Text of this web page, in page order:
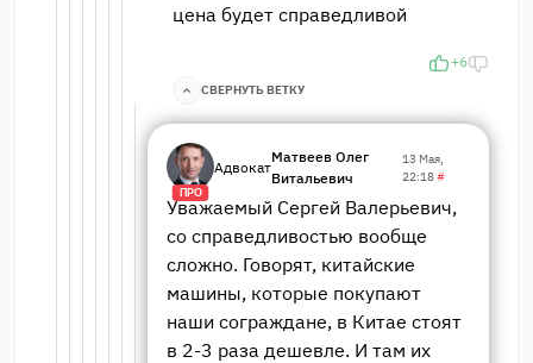
цена будет справедливой
+6
СВЕРНУТЬ ВЕТКУ
ПРО
Адвокат
Матвеев Олег
Витальевич
13 Мая,
22:18#
Уважаемый Сергей Валерьевич,
со справедливостью вообще
сложно. Говорят, китайские
машины, которые покупают
наши сограждане, в Китае стоят
в 2-3 раза дешевле. И там их